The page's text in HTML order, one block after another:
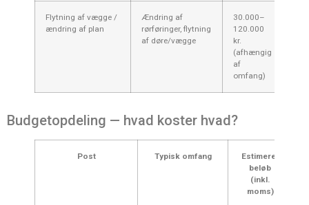
Flytning af vægge /
ændring af plan
Ændring af
rørføringer, flytning
af døre/vægge
30.000–
120.000
kr.
(afhængig
af
omfang)
Budgetopdeling — hvad koster hvad?
Post Typisk omfang
Estimeret
beløb
(inkl.
moms)